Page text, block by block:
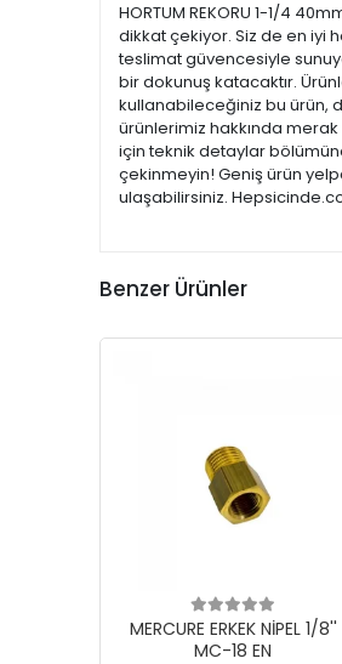
HORTUM REKORU 1-1/4
dikkat çekiyor. Siz de en iyi
teslimat güvencesiyle
bir dokunuş katacaktır.
kullanabileceğiniz bu ürün,
ürünlerimiz hakkında
için teknik detaylar
çekinmeyin! Geniş ürün
ulaşabilirsiniz.
Benzer Ürünler
MERCURE ERKEK NİPEL 1/8''
MC-18 EN